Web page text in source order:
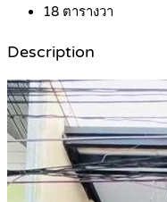
18 ตารางวา
Description